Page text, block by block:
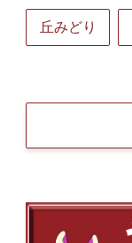
丘みどり